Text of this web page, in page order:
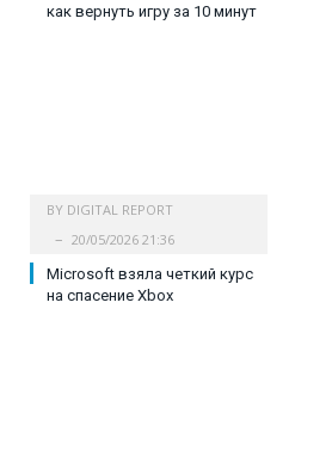
как вернуть игру за 10 минут
BY DIGITAL REPORT
20/05/2026 21:36
Microsoft взяла четкий курс
на спасение Xbox